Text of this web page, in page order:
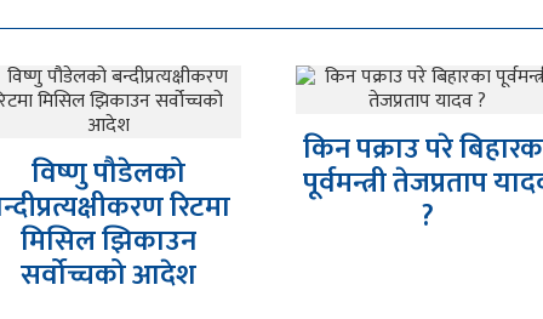
किन पक्राउ परे बिहारका
पूर्वमन्त्री तेजप्रताप यादव
?
ऐनबहादुर महरलाई
हान्ने धम्की